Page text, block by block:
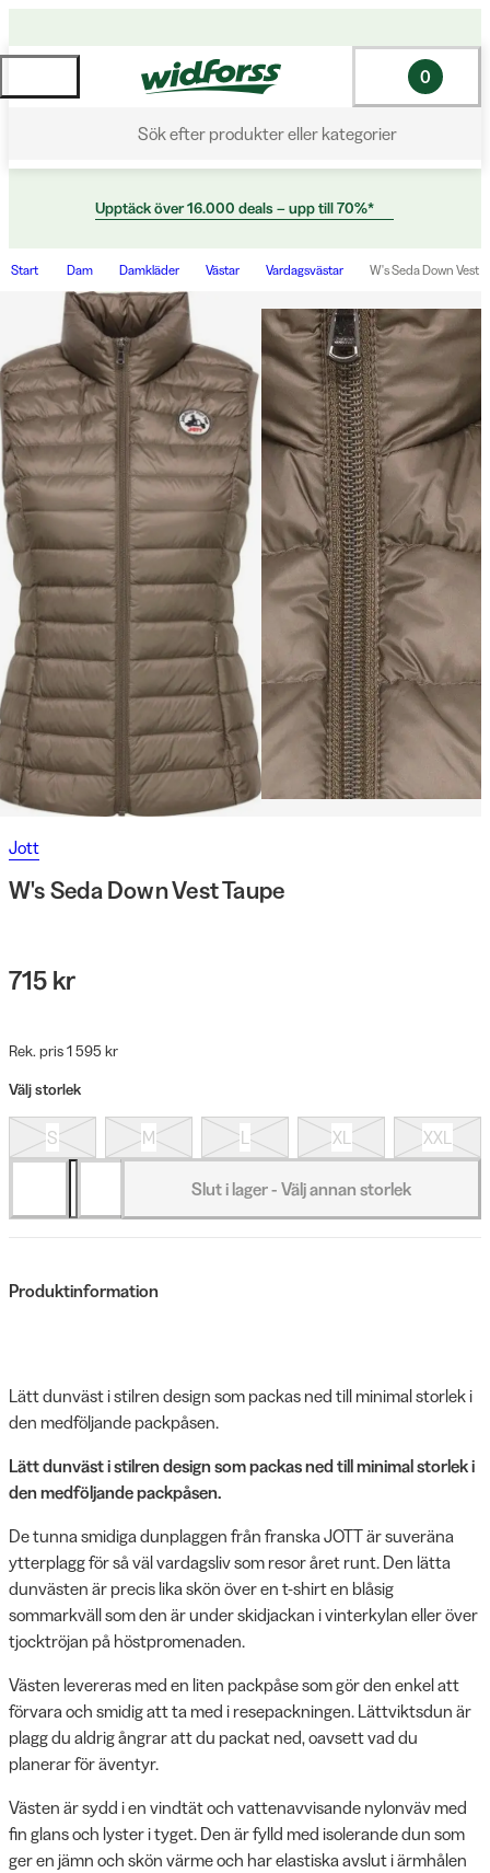
Sök efter produkter eller kategorier
0
Upptäck över 16.000 deals – upp till 70%*
Start Dam Damkläder Västar Vardagsvästar W's Seda Down Vest
Jott
W's Seda Down Vest Taupe
715 kr
Rek. pris 1 595 kr
Välj storlek
S M L XL XXL
Slut i lager - Välj annan storlek
Produktinformation
Lätt dunväst i stilren design som packas ned till minimal storlek i
den medföljande packpåsen.
Lätt dunväst i stilren design som packas ned till minimal storlek i
den medföljande packpåsen.
De tunna smidiga dunplaggen från franska JOTT är suveräna
ytterplagg för så väl vardagsliv som resor året runt. Den lätta
dunvästen är precis lika skön över en t-shirt en blåsig
sommarkväll som den är under skidjackan i vinterkylan eller över
tjocktröjan på höstpromenaden.
Västen levereras med en liten packpåse som gör den enkel att
förvara och smidig att ta med i resepackningen. Lättviktsdun är
plagg du aldrig ångrar att du packat ned, oavsett vad du
planerar för äventyr.
Västen är sydd i en vindtät och vattenavvisande nylonväv med
fin glans och lyster i tyget. Den är fylld med isolerande dun som
ger en jämn och skön värme och har elastiska avslut i ärmhålen